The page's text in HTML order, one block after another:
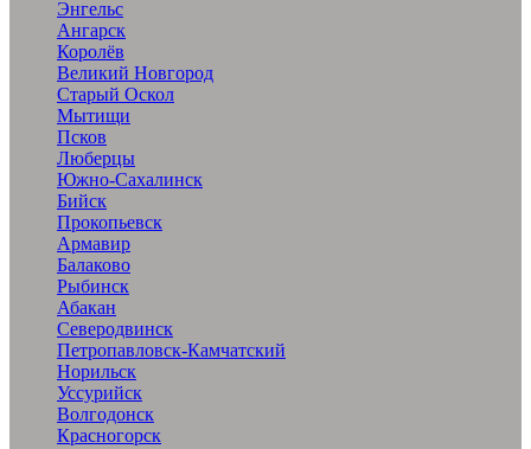
Энгельс
Ангарск
Королёв
Великий Новгород
Старый Оскол
Мытищи
Псков
Люберцы
Южно-Сахалинск
Бийск
Прокопьевск
Армавир
Балаково
Рыбинск
Абакан
Северодвинск
Петропавловск-Камчатский
Норильск
Уссурийск
Волгодонск
Красногорск